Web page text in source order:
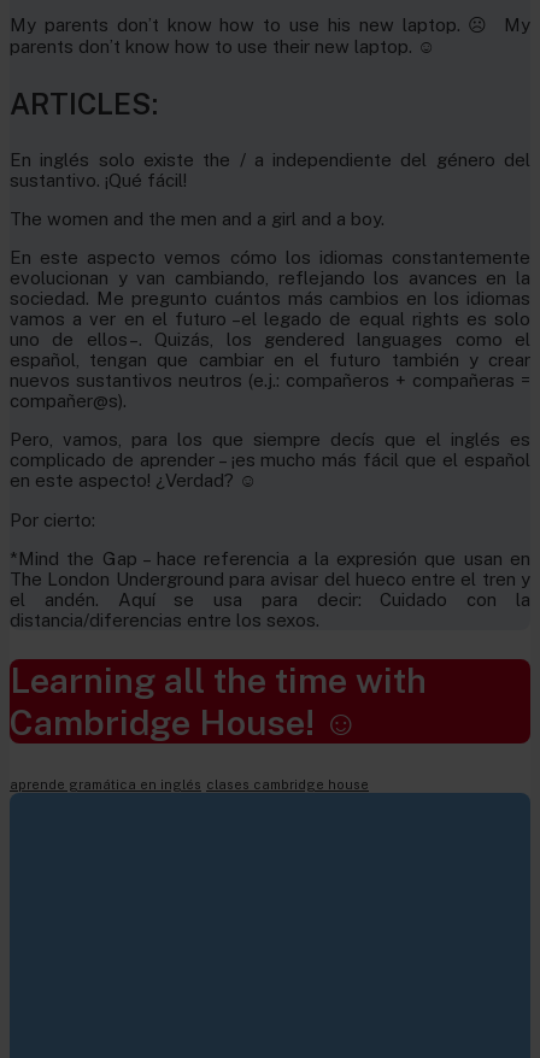
My parents don’t know how to use his new laptop. ☹ My
parents don’t know how to use their new laptop. ☺
ARTICLES:
En inglés solo existe the / a independiente del género del
sustantivo. ¡Qué fácil!
The women and the men and a girl and a boy.
En este aspecto vemos cómo los idiomas constantemente
evolucionan y van cambiando, reflejando los avances en la
sociedad. Me pregunto cuántos más cambios en los idiomas
vamos a ver en el futuro –el legado de equal rights es solo
uno de ellos–. Quizás, los gendered languages como el
español, tengan que cambiar en el futuro también y crear
nuevos sustantivos neutros (e.j.: compañeros + compañeras =
compañer@s).
Pero, vamos, para los que siempre decís que el inglés es
complicado de aprender – ¡es mucho más fácil que el español
en este aspecto! ¿Verdad? ☺
Por cierto:
*Mind the Gap – hace referencia a la expresión que usan en
The London Underground para avisar del hueco entre el tren y
el andén. Aquí se usa para decir: Cuidado con la
distancia/diferencias entre los sexos.
Learning all the time with
Cambridge House! ☺
aprende gramática en inglés clases cambridge house